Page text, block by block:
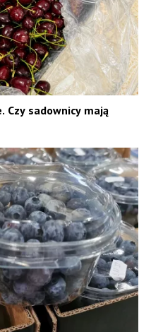
Czy sadownicy mają